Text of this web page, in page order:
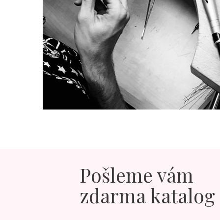
Pošleme vám
zdarma katalog